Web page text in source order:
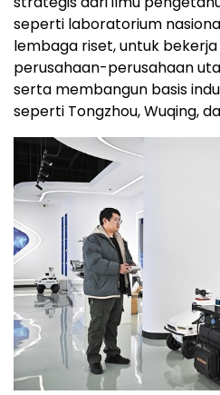
seperti laboratorium
lembaga riset, untuk
perusahaan-perusahaan
serta membangun basis
seperti Tongzhou, Wuqing,